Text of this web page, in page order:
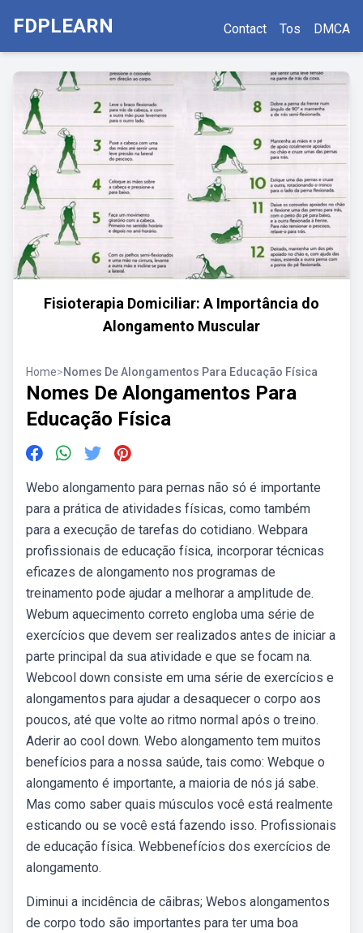
FDPLEARN Contact Tos DMCA
Fisioterapia Domiciliar: A Importância do
Alongamento Muscular
Home>Nomes De Alongamentos Para Educação Física
Nomes De Alongamentos Para
Educação Física
Webo alongamento para pernas não só é importante
para a prática de atividades físicas, como também
para a execução de tarefas do cotidiano. Webpara
profissionais de educação física, incorporar técnicas
eficazes de alongamento nos programas de
treinamento pode ajudar a melhorar a amplitude de.
Webum aquecimento correto engloba uma série de
exercícios que devem ser realizados antes de iniciar a
parte principal da sua atividade e que se focam na.
Webcool down consiste em uma série de exercícios e
alongamentos para ajudar a desaquecer o corpo aos
poucos, até que volte ao ritmo normal após o treino.
Aderir ao cool down. Webo alongamento tem muitos
benefícios para a nossa saúde, tais como: Webque o
alongamento é importante, a maioria de nós já sabe.
Mas como saber quais músculos você está realmente
esticando ou se você está fazendo isso. Profissionais
de educação física. Webbenefícios dos exercícios de
alongamento.
Diminui a incidência de cãibras; Webos alongamentos
de corpo todo são importantes para ter uma boa